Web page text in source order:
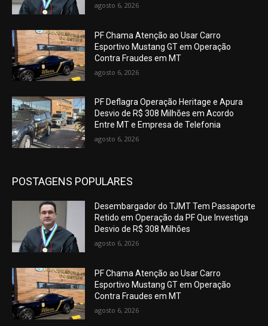
agosto 6, 2026
PF Chama Atenção ao Usar Carro
Esportivo Mustang GT em Operação
Contra Fraudes em MT
agosto 6, 2026
PF Deflagra Operação Heritage e Apura
Desvio de R$ 308 Milhões em Acordo
Entre MT e Empresa de Telefonia
agosto 6, 2026
POSTAGENS POPULARES
Desembargador do TJMT Tem Passaporte
Retido em Operação da PF Que Investiga
Desvio de R$ 308 Milhões
agosto 6, 2026
PF Chama Atenção ao Usar Carro
Esportivo Mustang GT em Operação
Contra Fraudes em MT
agosto 6, 2026